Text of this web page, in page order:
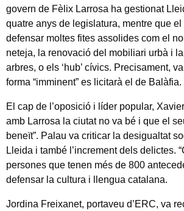
govern de Fèlix Larrosa ha gestionat
quatre anys de legislatura, mentre que el
defensar moltes fites assolides com el
neteja, la renovació del mobiliari urbà i
arbres, o els ‘hub’ cívics. Precisament,
forma “imminent” es licitarà el de Balàfia.
El cap de l’oposició i líder popular,
amb Larrosa la ciutat no va bé i que el
beneït”. Palau va criticar la desigualtat
Lleida i també l’increment dels delictes.
persones que tenen més de 800
defensar la cultura i llengua catalana.
Jordina Freixanet, portaveu d’ERC, va